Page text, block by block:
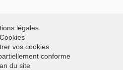
légales
Cookies
vos cookies
conforme
du site